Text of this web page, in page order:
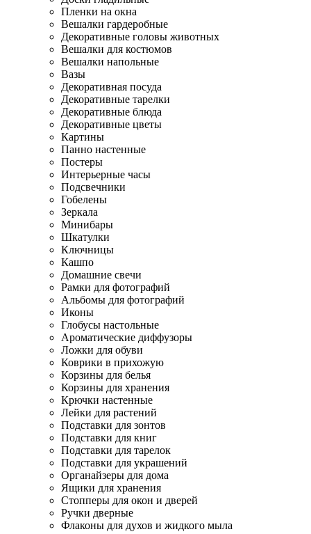
Пленки на окна
Вешалки гардеробные
Декоративные головы животных
Вешалки для костюмов
Вешалки напольные
Вазы
Декоративная посуда
Декоративные тарелки
Декоративные блюда
Декоративные цветы
Картины
Панно настенные
Постеры
Интерьерные часы
Подсвечники
Гобелены
Зеркала
Минибары
Шкатулки
Ключницы
Кашпо
Домашние свечи
Рамки для фотографий
Альбомы для фотографий
Иконы
Глобусы настольные
Ароматические диффузоры
Ложки для обуви
Коврики в прихожую
Корзины для белья
Корзины для хранения
Крючки настенные
Лейки для растений
Подставки для зонтов
Подставки для книг
Подставки для тарелок
Подставки для украшений
Органайзеры для дома
Ящики для хранения
Стопперы для окон и дверей
Ручки дверные
Флаконы для духов и жидкого мыла